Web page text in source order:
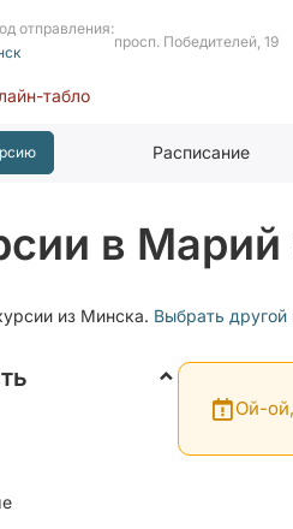
отправления:
просп. Победителей, 19
табло
Расписание
в
из Минска. Выбрать другой
Ой-